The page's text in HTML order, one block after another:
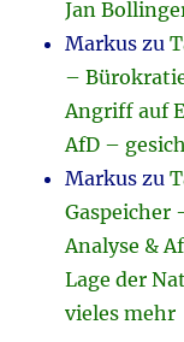
Jan
Markus zu
–
Angriff auf
AfD –
Markus zu
Gaspeicher
Analyse &
Lage der
vieles mehr